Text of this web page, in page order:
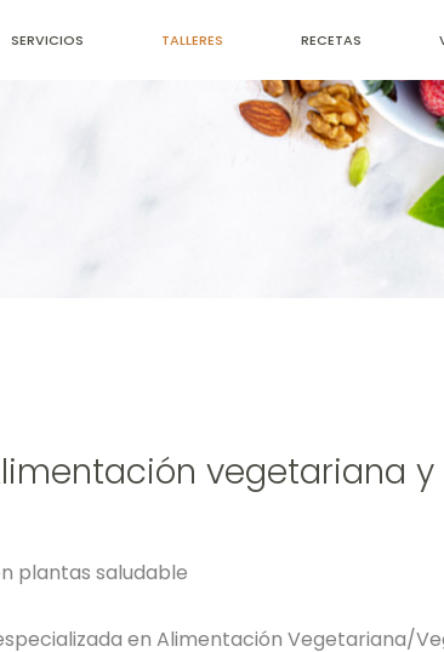
SERVICIOS TALLERES RECETAS
vegetariana
plantas saludable
en Alimentación Vegetariana/